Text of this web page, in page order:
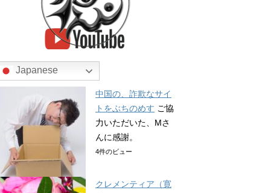
Japanese
中国の、詐欺なサイ
トをぶちのめす ご協
力いただいた、Mさ
んに感謝。
4件のビュー
クレメンティア（寛